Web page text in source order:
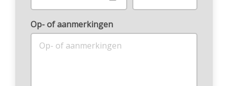
Op- of aanmerkingen